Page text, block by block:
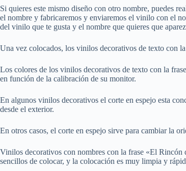
Si quieres este mismo diseño con otro nombre, puedes
el nombre y fabricaremos y enviaremos el vinilo con el
del vinilo que te gusta y el nombre que quieres que
Una vez colocados, los vinilos decorativos de texto con
Los colores de los vinilos decorativos de texto con la
en función de la calibración de su monitor.
En algunos vinilos decorativos el corte en espejo esta
desde el exterior.
En otros casos, el corte en espejo sirve para cambiar la
Vinilos decorativos con nombres con la frase «El Rincón
sencillos de colocar, y la colocación es muy limpia y